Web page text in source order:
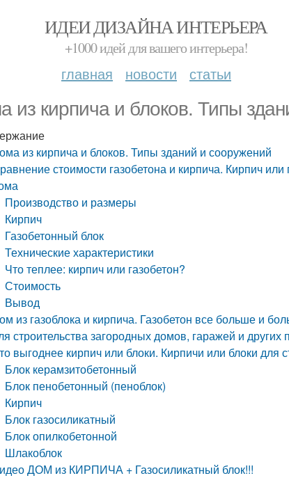
ИДЕИ ДИЗАЙНА ИНТЕРЬЕРА
+1000 идей для вашего интерьера!
главная новости статьи
из кирпича и блоков. Типы
из кирпича и блоков. Типы зданий и сооружений
стоимости газобетона и кирпича. Кирпич
Производство и размеры
Кирпич
Газобетонный блок
Технические характеристики
Что теплее: кирпич или газобетон?
Стоимость
Вывод
из газоблока и кирпича. Газобетон все больше и
строительства загородных домов, гаражей и других
выгоднее кирпич или блоки. Кирпичи или блоки для
Блок керамзитобетонный
Блок пенобетонный (пеноблок)
Кирпич
Блок газосиликатный
Блок опилкобетонной
Шлакоблок
ДОМ из КИРПИЧА + Газосиликатный блок!!!